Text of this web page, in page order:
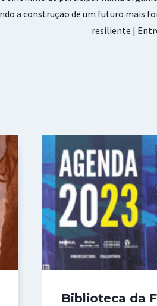
a construção de um futuro mais
resiliente |
Biblioteca da